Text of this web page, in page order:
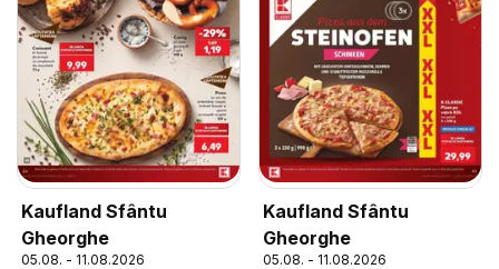
Kaufland Sfântu
Gheorghe
05.08. - 11.08.2026
Kaufland Sfântu
Gheorghe
05.08. - 11.08.2026